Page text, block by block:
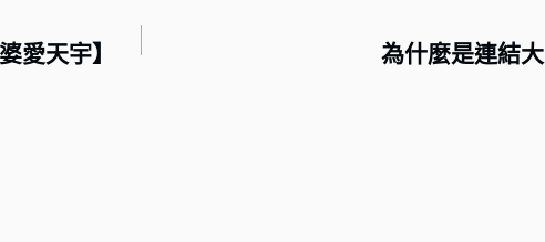
愛天宇】 為什麼是連結